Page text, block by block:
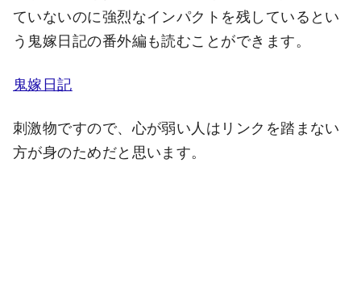
ていないのに強烈なインパクトを残しているとい
う鬼嫁日記の番外編も読むことができます。
鬼嫁日記
刺激物ですので、心が弱い人はリンクを踏まない
方が身のためだと思います。